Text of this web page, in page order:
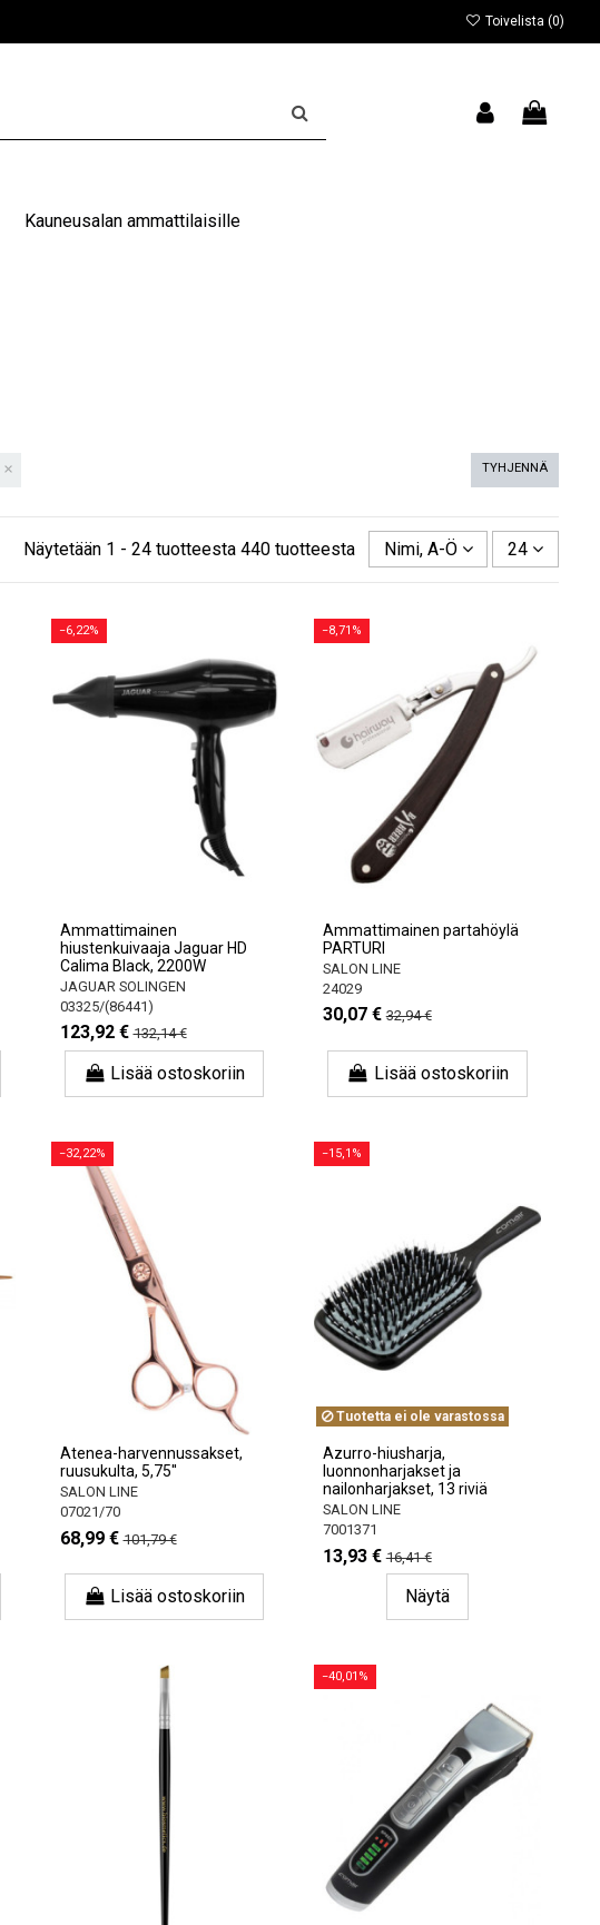
Toivelista (0)
Kauneusalan ammattilaisille
TYHJENNÄ
Näytetään 1 - 24 tuotteesta 440 tuotteesta Nimi, A-Ö 24
−6,22%
Ammattimainen
hiustenkuivaaja Jaguar HD
Calima Black, 2200W
JAGUAR SOLINGEN
03325/(86441)
123,92 € 132,14 €
Lisää ostoskoriin
−8,71%
Ammattimainen partahöylä
PARTURI
SALON LINE
24029
30,07 € 32,94 €
Lisää ostoskoriin
−32,22%
Atenea-harvennussakset,
ruusukulta, 5,75''
SALON LINE
07021/70
68,99 € 101,79 €
Lisää ostoskoriin
−15,1%
Tuotetta ei ole varastossa
Azurro-hiusharja,
luonnonharjakset ja
nailonharjakset, 13 riviä
SALON LINE
7001371
13,93 € 16,41 €
Näytä
−40,01%